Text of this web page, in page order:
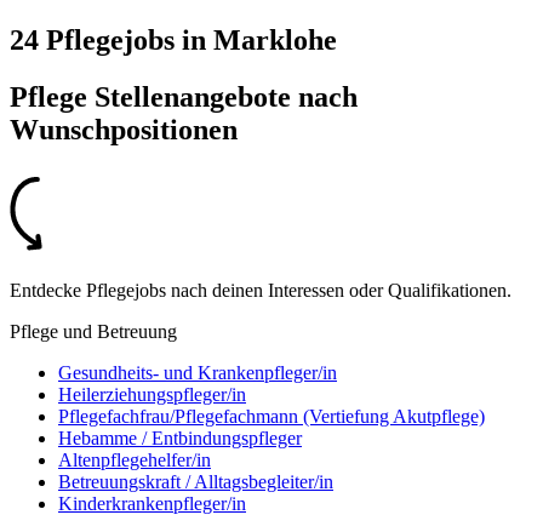
24 Pflegejobs in Marklohe
Pflege Stellenangebote nach
Wunschpositionen
Entdecke Pflegejobs nach deinen Interessen oder Qualifikationen.
Pflege und Betreuung
Gesundheits- und Krankenpfleger/in
Heilerziehungspfleger/in
Pflegefachfrau/Pflegefachmann (Vertiefung Akutpflege)
Hebamme / Entbindungspfleger
Altenpflegehelfer/in
Betreuungskraft / Alltagsbegleiter/in
Kinderkrankenpfleger/in